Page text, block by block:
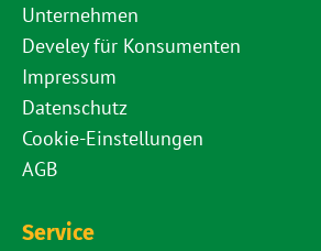
Unternehmen
Develey für Konsumenten
Impressum
Datenschutz
Cookie-Einstellungen
AGB
Service